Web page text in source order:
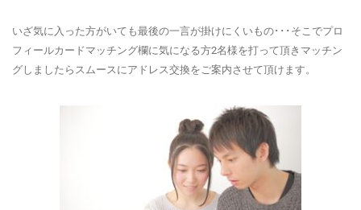
いざ気に入った方がいても最後の一言が掛けにくいもの･･･そこでプロ
フィールカードマッチング欄に気になる方2名様を打って頂きマッチン
グしましたらスムースにアドレス交換をご案内させて頂けます。